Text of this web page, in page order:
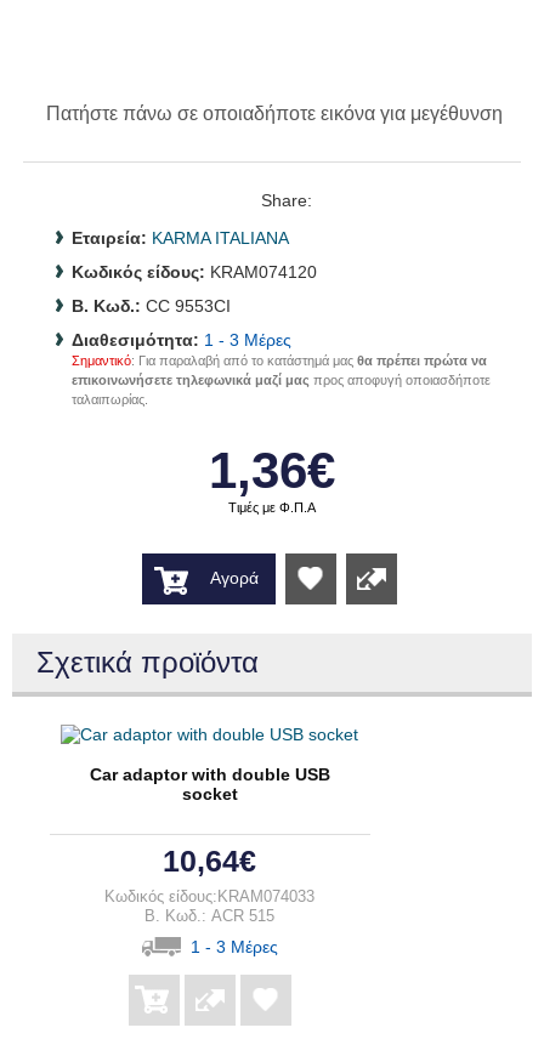
Πατήστε πάνω σε οποιαδήποτε εικόνα για μεγέθυνση
Share:
Εταιρεία: KARMA ITALIANA
Κωδικός είδους: KRAM074120
B. Κωδ.: CC 9553CI
Διαθεσιμότητα: 1 - 3 Μέρες
Σημαντικό: Για παραλαβή από το κατάστημά μας θα πρέπει πρώτα να
επικοινωνήσετε τηλεφωνικά μαζί μας προς αποφυγή οποιασδήποτε
ταλαιπωρίας.
1,36€
Τιμές με Φ.Π.Α
Αγορά Wishlist
Σχετικά προϊόντα
Car adaptor with double USB
socket
10,64€
Κωδικός είδους:KRAM074033
B. Κωδ.: ACR 515
1 - 3 Μέρες